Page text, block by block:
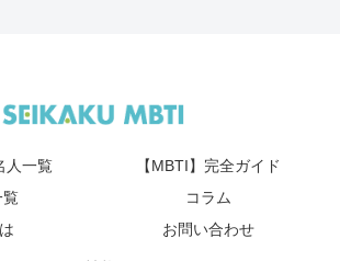
人一覧
【MBTI】完全ガイド
覧
コラム
お問い合わせ